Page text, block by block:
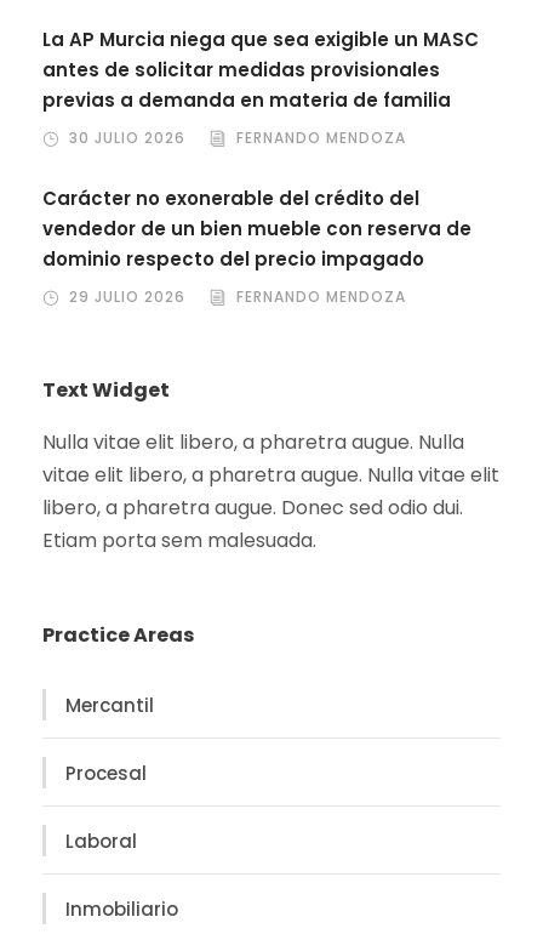
La AP Murcia niega que sea exigible un MASC
antes de solicitar medidas provisionales
previas a demanda en materia de familia
30 JULIO 2026 FERNANDO MENDOZA
Carácter no exonerable del crédito del
vendedor de un bien mueble con reserva de
dominio respecto del precio impagado
29 JULIO 2026 FERNANDO MENDOZA
Text Widget
Nulla vitae elit libero, a pharetra augue. Nulla
vitae elit libero, a pharetra augue. Nulla vitae elit
libero, a pharetra augue. Donec sed odio dui.
Etiam porta sem malesuada.
Practice Areas
Mercantil
Procesal
Laboral
Inmobiliario